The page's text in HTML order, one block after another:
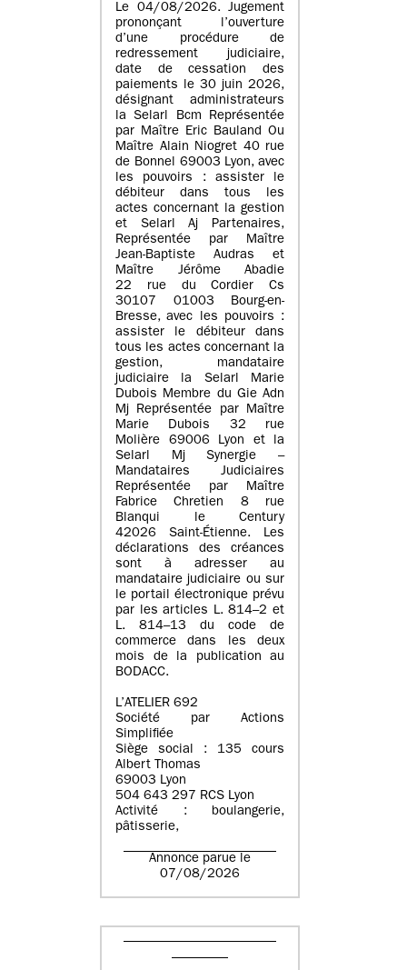
Le 04/08/2026. Jugement
prononçant l’ouverture
d’une procédure de
redressement judiciaire,
date de cessation des
paiements le 30 juin 2026,
désignant administrateurs
la Selarl Bcm Représentée
par Maître Eric Bauland Ou
Maître Alain Niogret 40 rue
de Bonnel 69003 Lyon, avec
les pouvoirs : assister le
débiteur dans tous les
actes concernant la gestion
et Selarl Aj Partenaires,
Représentée par Maître
Jean-Baptiste Audras et
Maître Jérôme Abadie
22 rue du Cordier Cs
30107 01003 Bourg-en-
Bresse, avec les pouvoirs :
assister le débiteur dans
tous les actes concernant la
gestion, mandataire
judiciaire la Selarl Marie
Dubois Membre du Gie Adn
Mj Représentée par Maître
Marie Dubois 32 rue
Molière 69006 Lyon et la
Selarl Mj Synergie –
Mandataires Judiciaires
Représentée par Maître
Fabrice Chretien 8 rue
Blanqui le Century
42026 Saint-Étienne. Les
déclarations des créances
sont à adresser au
mandataire judiciaire ou sur
le portail électronique prévu
par les articles L. 814–2 et
L. 814–13 du code de
commerce dans les deux
mois de la publication au
BODACC.
L’ATELIER 692
Société par Actions
Simplifiée
Siège social : 135 cours
Albert Thomas
69003 Lyon
504 643 297 RCS Lyon
Activité : boulangerie,
pâtisserie,
Annonce parue le
07/08/2026